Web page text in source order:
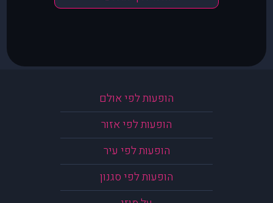
הופעות לפי אולם
הופעות לפי אזור
הופעות לפי עיר
הופעות לפי סגנון